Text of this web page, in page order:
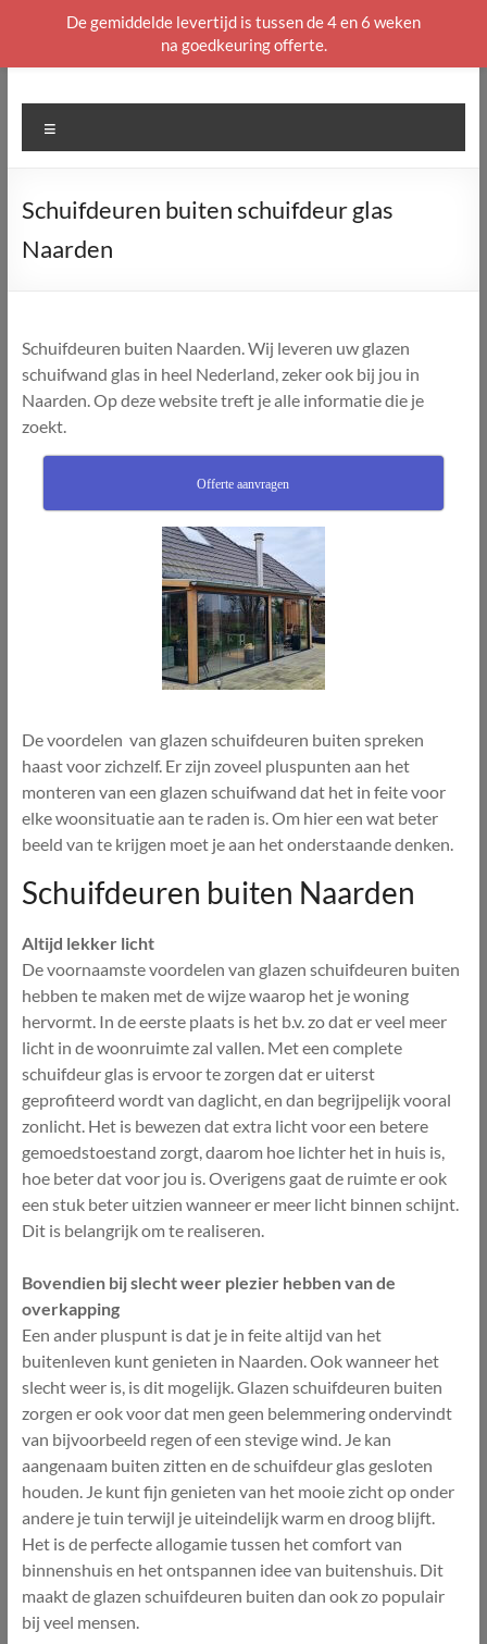
naar
Schuifdeuren buiten schuifdeur glas
Naarden
Schuifdeuren buiten Naarden. Wij leveren uw glazen
schuifwand glas in heel Nederland, zeker ook bij jou in
Naarden. Op deze website treft je alle informatie die je
zoekt.
Offerte aanvragen
De voordelen van glazen schuifdeuren buiten spreken
haast voor zichzelf. Er zijn zoveel pluspunten aan het
monteren van een glazen schuifwand dat het in feite voor
elke woonsituatie aan te raden is. Om hier een wat beter
beeld van te krijgen moet je aan het onderstaande denken.
Schuifdeuren buiten Naarden
Altijd lekker licht
De voornaamste voordelen van glazen schuifdeuren buiten
hebben te maken met de wijze waarop het je woning
hervormt. In de eerste plaats is het b.v. zo dat er veel meer
licht in de woonruimte zal vallen. Met een complete
schuifdeur glas is ervoor te zorgen dat er uiterst
geprofiteerd wordt van daglicht, en dan begrijpelijk vooral
zonlicht. Het is bewezen dat extra licht voor een betere
gemoedstoestand zorgt, daarom hoe lichter het in huis is,
hoe beter dat voor jou is. Overigens gaat de ruimte er ook
een stuk beter uitzien wanneer er meer licht binnen schijnt.
Dit is belangrijk om te realiseren.
Bovendien bij slecht weer plezier hebben van de
overkapping
Een ander pluspunt is dat je in feite altijd van het
buitenleven kunt genieten in Naarden. Ook wanneer het
slecht weer is, is dit mogelijk. Glazen schuifdeuren buiten
zorgen er ook voor dat men geen belemmering ondervindt
van bijvoorbeeld regen of een stevige wind. Je kan
aangenaam buiten zitten en de schuifdeur glas gesloten
houden. Je kunt fijn genieten van het mooie zicht op onder
andere je tuin terwijl je uiteindelijk warm en droog blijft.
Het is de perfecte allogamie tussen het comfort van
binnenshuis en het ontspannen idee van buitenshuis. Dit
maakt de glazen schuifdeuren buiten dan ook zo populair
bij veel mensen.
De gemiddelde levertijd is tussen de 4 en 6 weken
na goedkeuring offerte.